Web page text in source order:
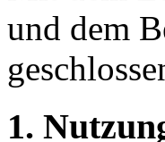
und dem
1.